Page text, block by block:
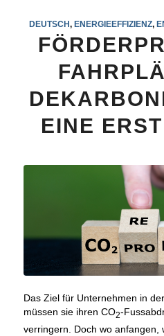
DEUTSCH, ENERGIEEFFIZIENZ,
EINE
Das Ziel für Unternehmen in
müssen sie ihren CO2-
verringern. Doch wo anfangen,